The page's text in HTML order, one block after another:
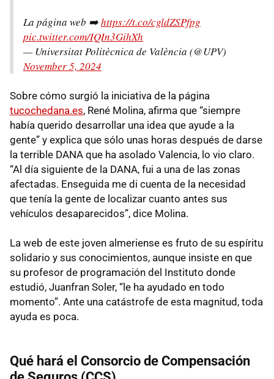
La página web ➡️https://t.co/cgldZSPfpg
pic.twitter.com/IQIn3GihXh
— Universitat Politècnica de València (@UPV)
November 5, 2024
Sobre cómo surgió la iniciativa de la página
tucochedana.es, René Molina, afirma que “siempre
había querido desarrollar una idea que ayude a la
gente” y explica que sólo unas horas después de darse
la terrible DANA que ha asolado Valencia, lo vio claro.
“Al día siguiente de la DANA, fui a una de las zonas
afectadas. Enseguida me di cuenta de la necesidad
que tenía la gente de localizar cuanto antes sus
vehículos desaparecidos”, dice Molina.
La web de este joven almeriense es fruto de su espíritu
solidario y sus conocimientos, aunque insiste en que
su profesor de programación del Instituto donde
estudió, Juanfran Soler, “le ha ayudado en todo
momento”. Ante una catástrofe de esta magnitud, toda
ayuda es poca.
Qué hará el Consorcio de Compensación